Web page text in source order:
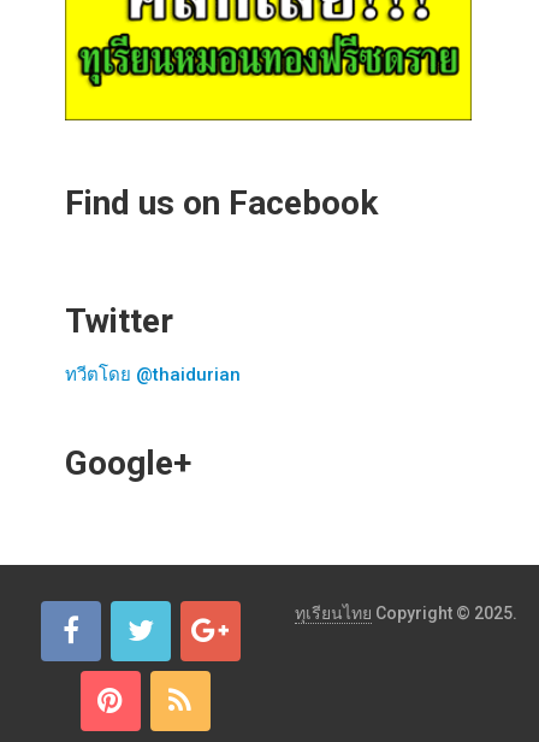
Find us on Facebook
Twitter
ทวีตโดย @thaidurian
Google+
ทุเรียนไทย Copyright © 2025.